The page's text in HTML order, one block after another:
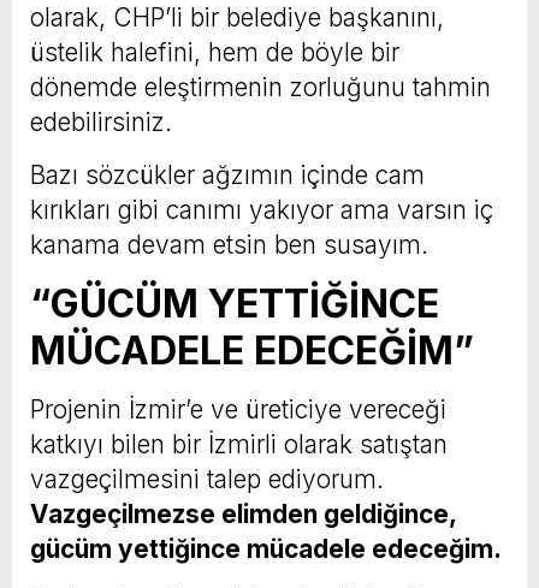
olarak, CHP’li bir belediye başkanını,
üstelik halefini, hem de böyle bir
dönemde eleştirmenin zorluğunu tahmin
edebilirsiniz.
Bazı sözcükler ağzımın içinde cam
kırıkları gibi canımı yakıyor ama varsın iç
kanama devam etsin ben susayım.
“GÜCÜM YETTİĞİNCE
MÜCADELE EDECEĞİM”
Projenin İzmir’e ve üreticiye vereceği
katkıyı bilen bir İzmirli olarak satıştan
vazgeçilmesini talep ediyorum.
Vazgeçilmezse elimden geldiğince,
gücüm yettiğince mücadele edeceğim.